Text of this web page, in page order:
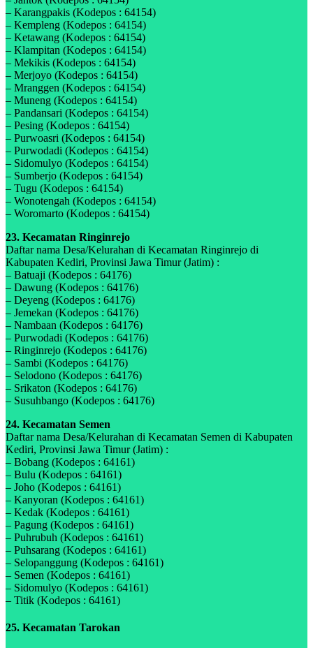
– Karangpakis (Kodepos : 64154)
– Kempleng (Kodepos : 64154)
– Ketawang (Kodepos : 64154)
– Klampitan (Kodepos : 64154)
– Mekikis (Kodepos : 64154)
– Merjoyo (Kodepos : 64154)
– Mranggen (Kodepos : 64154)
– Muneng (Kodepos : 64154)
– Pandansari (Kodepos : 64154)
– Pesing (Kodepos : 64154)
– Purwoasri (Kodepos : 64154)
– Purwodadi (Kodepos : 64154)
– Sidomulyo (Kodepos : 64154)
– Sumberjo (Kodepos : 64154)
– Tugu (Kodepos : 64154)
– Wonotengah (Kodepos : 64154)
– Woromarto (Kodepos : 64154)
23. Kecamatan Ringinrejo
Daftar nama Desa/Kelurahan di Kecamatan Ringinrejo di
Kabupaten Kediri, Provinsi Jawa Timur (Jatim) :
– Batuaji (Kodepos : 64176)
– Dawung (Kodepos : 64176)
– Deyeng (Kodepos : 64176)
– Jemekan (Kodepos : 64176)
– Nambaan (Kodepos : 64176)
– Purwodadi (Kodepos : 64176)
– Ringinrejo (Kodepos : 64176)
– Sambi (Kodepos : 64176)
– Selodono (Kodepos : 64176)
– Srikaton (Kodepos : 64176)
– Susuhbango (Kodepos : 64176)
24. Kecamatan Semen
Daftar nama Desa/Kelurahan di Kecamatan Semen di Kabupaten
Kediri, Provinsi Jawa Timur (Jatim) :
– Bobang (Kodepos : 64161)
– Bulu (Kodepos : 64161)
– Joho (Kodepos : 64161)
– Kanyoran (Kodepos : 64161)
– Kedak (Kodepos : 64161)
– Pagung (Kodepos : 64161)
– Puhrubuh (Kodepos : 64161)
– Puhsarang (Kodepos : 64161)
– Selopanggung (Kodepos : 64161)
– Semen (Kodepos : 64161)
– Sidomulyo (Kodepos : 64161)
– Titik (Kodepos : 64161)
25. Kecamatan Tarokan